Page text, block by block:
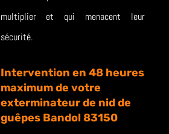
multiplier et qui menacent leur
sécurité.
Intervention en 48 heures
maximum de votre
exterminateur de nid de
guêpes Bandol 83150